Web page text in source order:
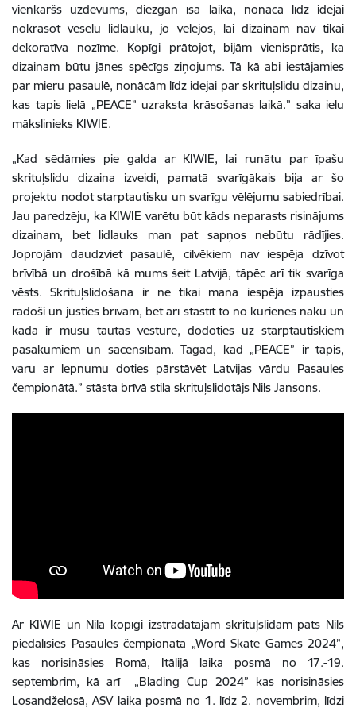
vienkāršs uzdevums, diezgan īsā laikā, nonāca līdz idejai
nokrāsot veselu lidlauku, jo vēlējos, lai dizainam nav tikai
dekoratīva nozīme. Kopīgi prātojot, bijām vienisprātis, ka
dizainam būtu jānes spēcīgs ziņojums. Tā kā abi iestājamies
par mieru pasaulē, nonācām līdz idejai par skrituļslidu dizainu,
kas tapis lielā „PEACE” uzraksta krāsošanas laikā.” saka ielu
mākslinieks KIWIE.
„Kad sēdāmies pie galda ar KIWIE, lai runātu par īpašu
skrituļslidu dizaina izveidi, pamatā svarīgākais bija ar šo
projektu nodot starptautisku un svarīgu vēlējumu sabiedrībai.
Jau paredzēju, ka KIWIE varētu būt kāds neparasts risinājums
dizainam, bet lidlauks man pat sapņos nebūtu rādījies.
Joprojām daudzviet pasaulē, cilvēkiem nav iespēja dzīvot
brīvībā un drošībā kā mums šeit Latvijā, tāpēc arī tik svarīga
vēsts. Skrituļslidošana ir ne tikai mana iespēja izpausties
radoši un justies brīvam, bet arī stāstīt to no kurienes nāku un
kāda ir mūsu tautas vēsture, dodoties uz starptautiskiem
pasākumiem un sacensībām. Tagad, kad „PEACE” ir tapis,
varu ar lepnumu doties pārstāvēt Latvijas vārdu Pasaules
čempionātā.” stāsta brīvā stila skrituļslidotājs Nils Jansons.
Ar KIWIE un Nila kopīgi izstrādātajām skrituļslidām pats Nils
piedalīsies Pasaules čempionātā „Word Skate Games 2024”,
kas norisināsies Romā, Itālijā laika posmā no 17.-19.
septembrim, kā arī „Blading Cup 2024” kas norisināsies
Losandželosā, ASV laika posmā no 1. līdz 2. novembrim, līdzi